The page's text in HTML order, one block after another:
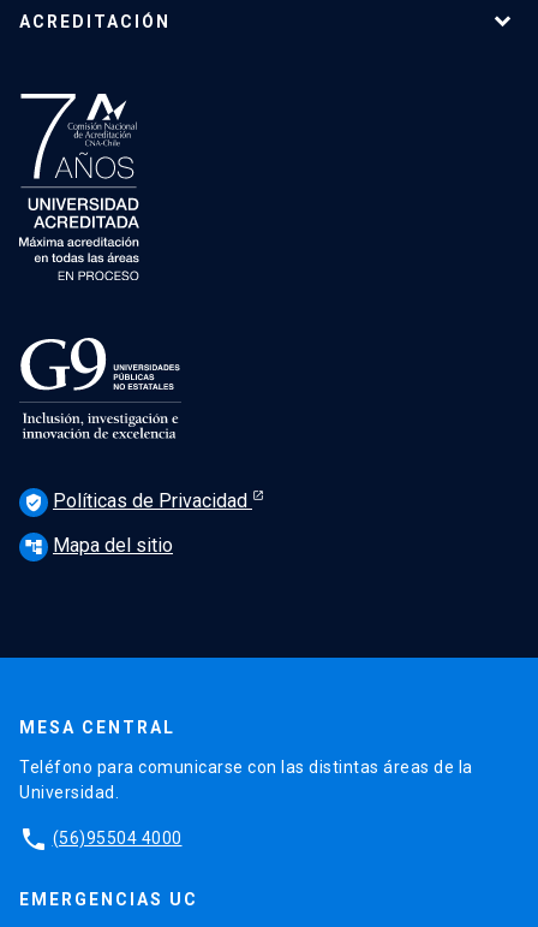
ACREDITACIÓN
verified_user Políticas de Privacidad
account_tree Mapa del sitio
MESA CENTRAL
Teléfono para comunicarse con las distintas áreas de la
Universidad.
phone (56)95504 4000
EMERGENCIAS UC